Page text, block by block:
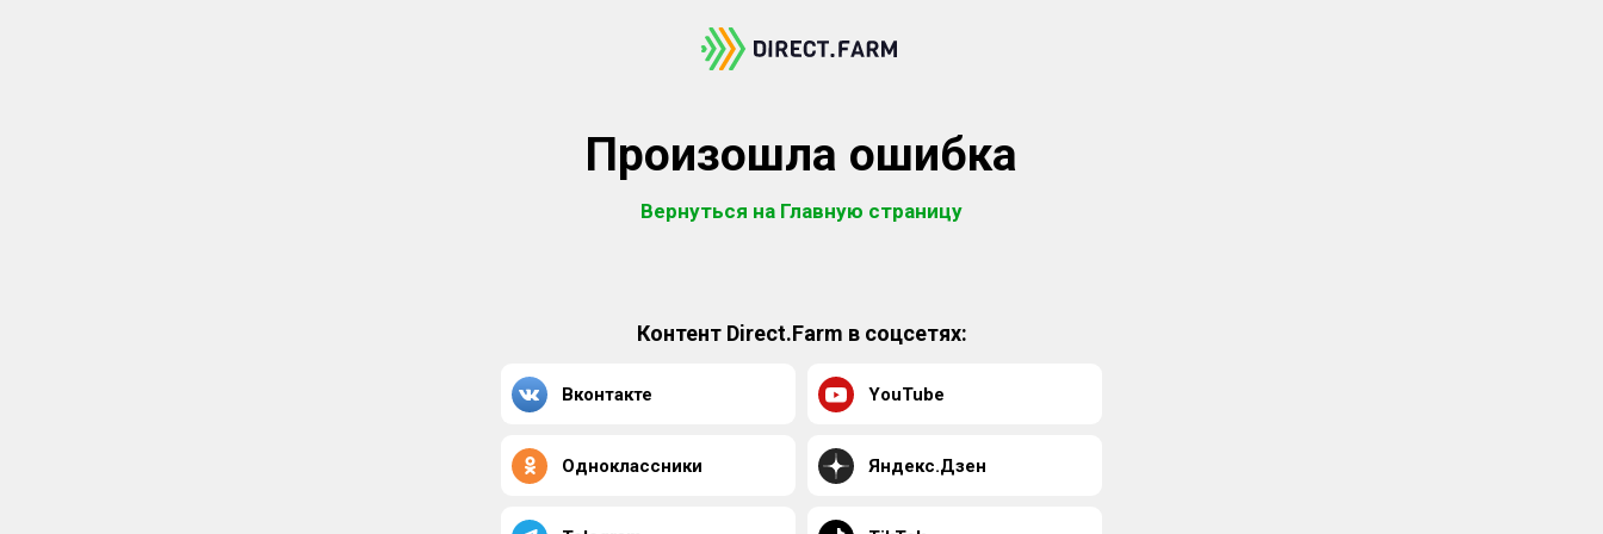
Произошла ошибка
Вернуться на Главную страницу
Контент Direct.Farm в соцсетях:
Вконтакте YouTube
Одноклассники Яндекс.Дзен